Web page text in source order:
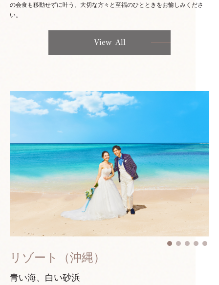
の会食も移動せずに叶う。大切な方々と至福のひとときをお愉しみくださ
い。
View All
リゾート（沖縄）
青い海、白い砂浜